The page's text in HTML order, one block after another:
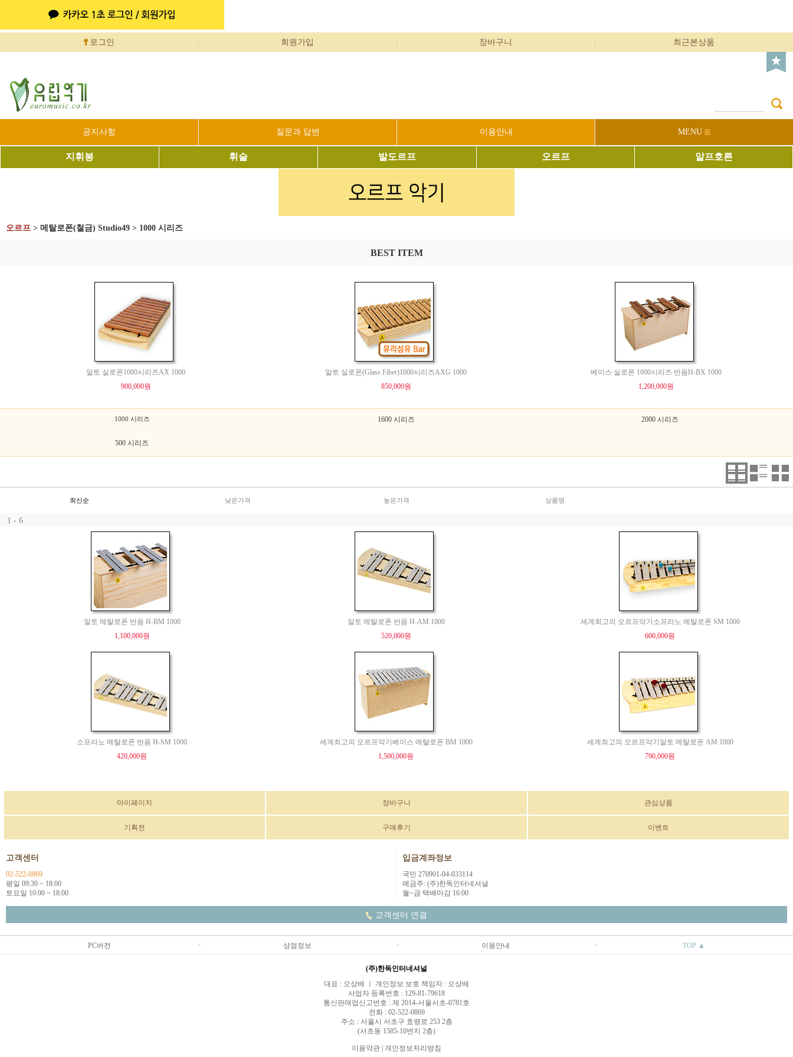
로그인 회원가입 장바구니 최근본상품
공지사항 질문과 답변 이용안내 MENU
지휘봉 휘슬 발도르프 오르프 알프호른
오르프 > 메탈로폰(철금) Studio49 > 1000 시리즈
BEST ITEM
알토 실로폰1000시리즈AX 1000
900,000원
알토 실로폰(Glass Fiber)1000시리즈AXG 1000
850,000원
베이스 실로폰 1000시리즈 반음H-BX 1000
1,200,000원
1000 시리즈 1600 시리즈 2000 시리즈
500 시리즈
최신순 낮은가격 높은가격 상품명
1 - 6
알토 메탈로폰 반음 H-BM 1000
1,100,000원
알토 메탈로폰 반음 H-AM 1000
520,000원
세계최고의 오르프악기소프라노 메탈로폰 SM 1000
600,000원
소프라노 메탈로폰 반음 H-SM 1000
420,000원
세계최고의 오르프악기베이스 메탈로폰 BM 1000
1,500,000원
세계최고의 오르프악기알토 메탈로폰 AM 1000
790,000원
마이페이지 장바구니 관심상품
기획전 구매후기 이벤트
고객센터
02-522-0869
평일 09:30 ~ 18:00
토요일 10:00 ~ 18:00
입금계좌정보
국민 270901-04-033114
예금주: (주)한독인터네셔널
월~금 택배마감 16:00
고객센터 연결
PC버전 상점정보 이용안내 TOP ▲
(주)한독인터네셔널
대표 : 오상배 ㅣ 개인정보 보호 책임자 : 오상배
사업자 등록번호 : 129-81-79618
통신판매업신고번호 : 제 2014-서울서초-0781호
전화 : 02-522-0869
주소 : 서울시 서초구 효령로 253 2층
(서초동 1585-10번지 2층)
이용약관 개인정보처리방침